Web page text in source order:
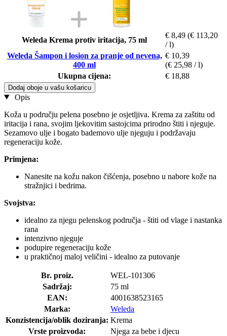
Weleda Krema protiv iritacija, 75 ml
€ 8,49 (€ 113,20
/ l)
Weleda Šampon i losion za pranje od nevena,
400 ml
€ 10,39
(€ 25,98 / l)
Ukupna cijena:
€ 18,88
Dodaj oboje u vašu košaricu
Opis
Koža u području pelena posebno je osjetljiva. Krema za zaštitu od
iritacija i rana, svojim ljekovitim sastojcima prirodno štiti i njeguje.
Sezamovo ulje i bogato bademovo ulje njeguju i podržavaju
regeneraciju kože.
Primjena:
Nanesite na kožu nakon čišćenja, posebno u nabore kože na
stražnjici i bedrima.
Svojstva:
idealno za njegu pelenskog područja - štiti od vlage i nastanka
rana
intenzivno njeguje
podupire regeneraciju kože
u praktičnoj maloj veličini - idealno za putovanje
Br. proiz.
WEL-101306
Sadržaj:
75 ml
EAN:
4001638523165
Marka:
Weleda
Konzistencija/oblik doziranja: Krema
Vrste proizvoda:
Njega za bebe i djecu